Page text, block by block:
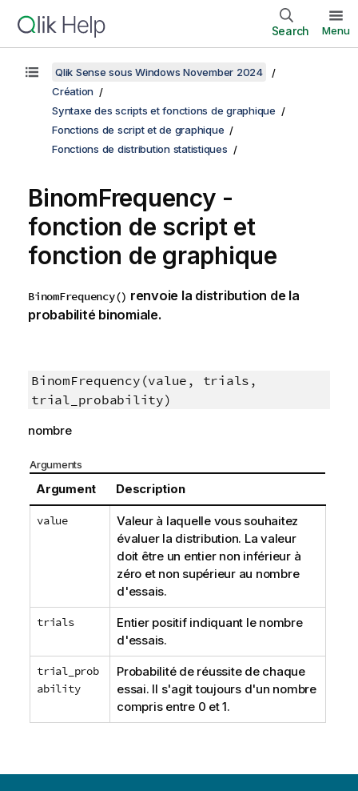
Search Menu
Qlik Sense sous Windows November 2024
Création
Syntaxe des scripts et fonctions de graphique
Fonctions de script et de graphique
Fonctions de distribution statistiques
BinomFrequency -
fonction de script et
fonction de graphique
BinomFrequency() renvoie la distribution de la
probabilité binomiale.
BinomFrequency(value, trials,
trial_probability)
nombre
Arguments
Argument Description
value
Valeur à laquelle vous souhaitez
évaluer la distribution. La valeur
doit être un entier non inférieur à
zéro et non supérieur au nombre
d'essais.
trials
Entier positif indiquant le nombre
d'essais.
trial_prob
ability
Probabilité de réussite de chaque
essai. Il s'agit toujours d'un nombre
compris entre 0 et 1.